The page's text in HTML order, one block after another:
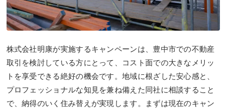
株式会社明康が実施するキャンペーンは、豊中市での不動産
取引を検討している方にとって、コスト面での大きなメリッ
トを享受できる絶好の機会です。地域に根ざした安心感と、
プロフェッショナルな知見を兼ね備えた同社に相談すること
で、納得のいく住み替えが実現します。まずは現在のキャン